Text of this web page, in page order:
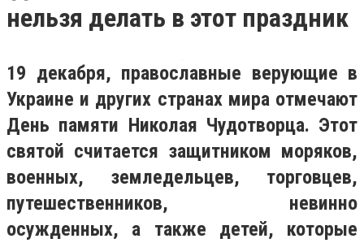
нельзя делать в этот праздник
19 декабря, православные верующие в
Украине и других странах мира отмечают
День памяти Николая Чудотворца. Этот
святой считается защитником моряков,
военных, земледельцев, торговцев,
путешественников, невинно
осужденных, а также детей, которые